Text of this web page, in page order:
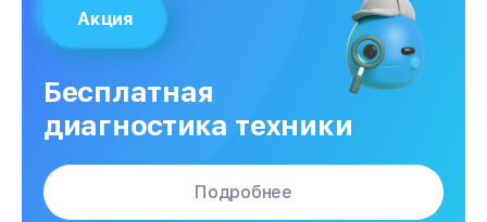
Акция
Бесплатная
диагностика техники
Подробнее